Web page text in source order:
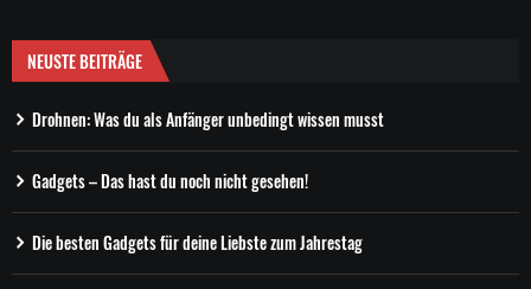
NEUSTE BEITRÄGE
Drohnen: Was du als Anfänger unbedingt wissen musst
Gadgets – Das hast du noch nicht gesehen!
Die besten Gadgets für deine Liebste zum Jahrestag